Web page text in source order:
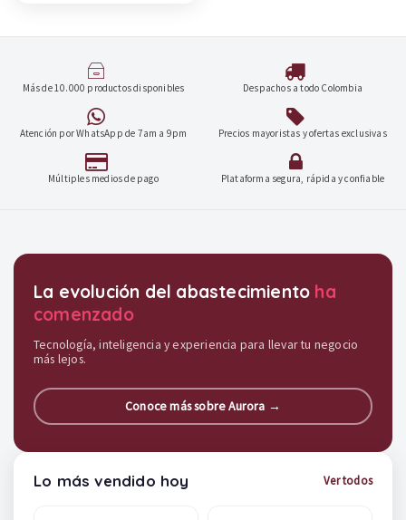
Más de 10.000 productos disponibles Despachos a todo Colombia
Atención por WhatsApp de 7am a 9pm Precios mayoristas y ofertas exclusivas
Múltiples medios de pago Plataforma segura, rápida y confiable
Destacados y soluciones
La evolución del abastecimiento ha
comenzado
Tecnología, inteligencia y experiencia para llevar tu negocio
más lejos.
Conoce más sobre Aurora →
Lo más vendido hoy Ver todos